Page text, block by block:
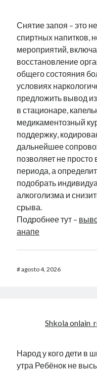
Снятие запоя – это
спиртных напитков,
мероприятий,
восстановление
общего состояния
условиях
предложить вывод
в стационаре,
медикаментозный
поддержку,
дальнейшее
позволяет не просто
периода, а
подобрать
алкоголизма и
срыва.
Подробнее тут –
анапе
#agosto 4, 2026
Shkola
Народ у кого дети в
утра Ребёнок не